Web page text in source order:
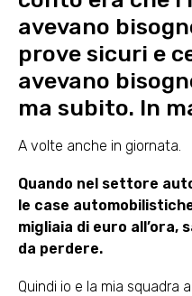
avevano
prove sicuri e
avevano
ma subito. In
A volte anche in giornata.
Quando nel settore
le case
migliaia di euro all’ora,
da perdere.
Quindi io e la mia squadra